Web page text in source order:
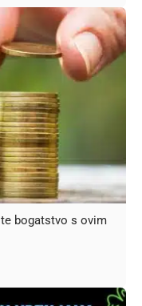
bogatstvo s ovim